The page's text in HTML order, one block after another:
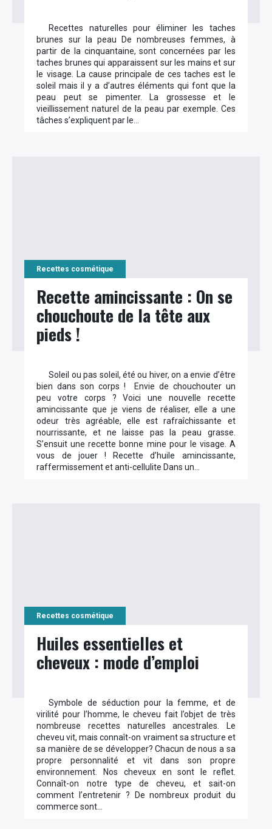
Recettes naturelles pour éliminer les taches
brunes sur la peau De nombreuses femmes, à
partir de la cinquantaine, sont concernées par les
taches brunes qui apparaissent sur les mains et sur
le visage. La cause principale de ces taches est le
soleil mais il y a d’autres éléments qui font que la
peau peut se pimenter. La grossesse et le
vieillissement naturel de la peau par exemple. Ces
tâches s’expliquent par le…
Recettes cosmétique
Recette amincissante : On se
chouchoute de la tête aux
pieds !
Soleil ou pas soleil, été ou hiver, on a envie d’être
bien dans son corps ! Envie de chouchouter un
peu votre corps ? Voici une nouvelle recette
amincissante que je viens de réaliser, elle a une
odeur très agréable, elle est rafraîchissante et
nourrissante, et ne laisse pas la peau grasse.
S’ensuit une recette bonne mine pour le visage. A
vous de jouer ! Recette d’huile amincissante,
raffermissement et anti-cellulite Dans un…
Recettes cosmétique
Huiles essentielles et
cheveux : mode d’emploi
Symbole de séduction pour la femme, et de
virilité pour l’homme, le cheveu fait l’objet de très
nombreuse recettes naturelles ancestrales. Le
cheveu vit, mais connaît-on vraiment sa structure et
sa manière de se développer? Chacun de nous a sa
propre personnalité et vit dans son propre
environnement. Nos cheveux en sont le reflet.
Connaît-on notre type de cheveu, et sait-on
comment l’entretenir ? De nombreux produit du
commerce sont…